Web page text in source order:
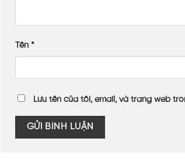
Tên *
Lưu tên của tôi, email, và trang web